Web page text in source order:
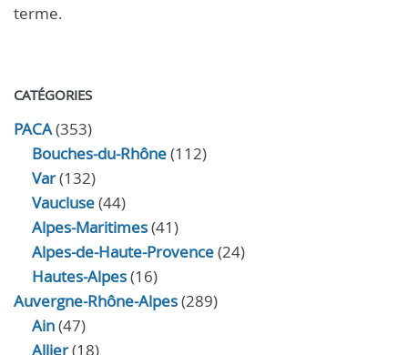
terme.
CATÉGORIES
PACA(353)
Bouches-du-Rhône(112)
Var(132)
Vaucluse(44)
Alpes-Maritimes(41)
Alpes-de-Haute-Provence(24)
Hautes-Alpes(16)
Auvergne-Rhône-Alpes(289)
Ain(47)
Allier(18)